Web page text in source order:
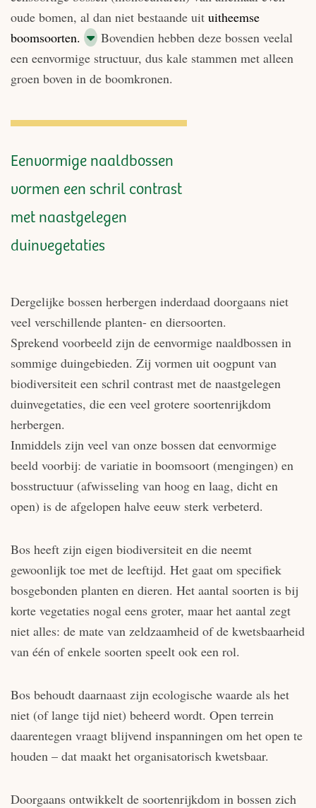
oude bomen, al dan niet bestaande uit uitheemse
boomsoorten.
Bovendien hebben deze bossen veelal
een eenvormige structuur, dus kale stammen met alleen
groen boven in de boomkronen.
Eenvormige naaldbossen
vormen een schril contrast
met naastgelegen
duinvegetaties
Dergelijke bossen herbergen inderdaad doorgaans niet
veel verschillende planten- en diersoorten.
Sprekend voorbeeld zijn de eenvormige naaldbossen in
sommige duingebieden. Zij vormen uit oogpunt van
biodiversiteit een schril contrast met de naastgelegen
duinvegetaties, die een veel grotere soortenrijkdom
herbergen.
Inmiddels zijn veel van onze bossen dat eenvormige
beeld voorbij: de variatie in boomsoort (mengingen) en
bosstructuur (afwisseling van hoog en laag, dicht en
open) is de afgelopen halve eeuw sterk verbeterd.
Bos heeft zijn eigen biodiversiteit en die neemt
gewoonlijk toe met de leeftijd. Het gaat om specifiek
bosgebonden planten en dieren. Het aantal soorten is bij
korte vegetaties nogal eens groter, maar het aantal zegt
niet alles: de mate van zeldzaamheid of de kwetsbaarheid
van één of enkele soorten speelt ook een rol.
Bos behoudt daarnaast zijn ecologische waarde als het
niet (of lange tijd niet) beheerd wordt. Open terrein
daarentegen vraagt blijvend inspanningen om het open te
houden – dat maakt het organisatorisch kwetsbaar.
Doorgaans ontwikkelt de soortenrijkdom in bossen zich